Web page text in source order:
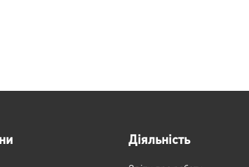
Діяльність